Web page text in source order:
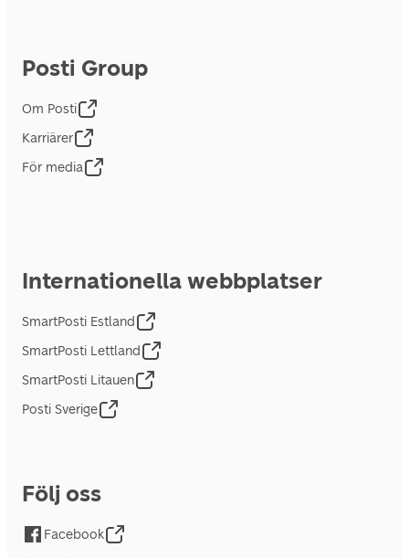
Posti Group
Om Posti
Karriärer
För media
Internationella webbplatser
SmartPosti Estland
SmartPosti Lettland
SmartPosti Litauen
Posti Sverige
Följ oss
Facebook